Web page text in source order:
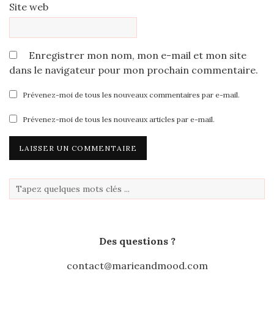
Site web
Enregistrer mon nom, mon e-mail et mon site
dans le navigateur pour mon prochain commentaire.
Prévenez-moi de tous les nouveaux commentaires par e-mail.
Prévenez-moi de tous les nouveaux articles par e-mail.
Des questions ?
contact@marieandmood.com